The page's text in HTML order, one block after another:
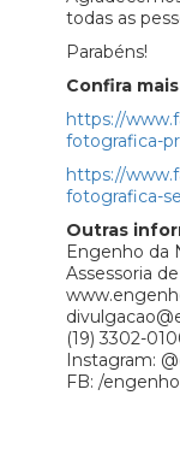
todas as
Parabéns!
Confira
https://
fotografica-
https://
fotografica-
Outras
Engenho da
Assessoria
(19) 3302-
Instagram:
FB: /